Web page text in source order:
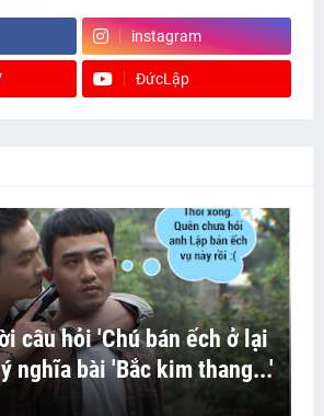
instagram
ĐứcLập
câu hỏi 'Chú bán ếch ở lại
nghĩa bài 'Bắc kim thang...'